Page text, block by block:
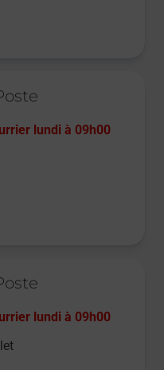
lundi à 09h00
lundi à 09h00